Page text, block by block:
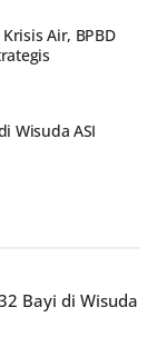
Air, BPBD
Wisuda ASI
Bayi di Wisuda